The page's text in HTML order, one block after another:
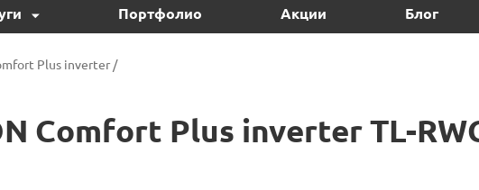
кондиционера
Портфолио Акции Блог
Plus inverter /
Comfort Plus inverter TL-